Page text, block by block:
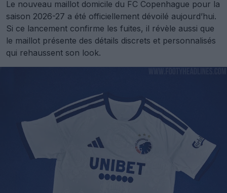
Le nouveau maillot domicile du FC Copenhague pour la
saison 2026-27 a été officiellement dévoilé aujourd’hui.
Si ce lancement confirme les fuites, il révèle aussi que
le maillot présente des détails discrets et personnalisés
qui rehaussent son look.